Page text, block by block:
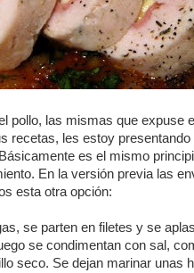
pollo, las mismas que expuse
recetas, les estoy
es el mismo
En la versión previa las
esta otra opción:
se parten en filetes y se
se condimentan con sal,
seco. Se dejan marinar unas